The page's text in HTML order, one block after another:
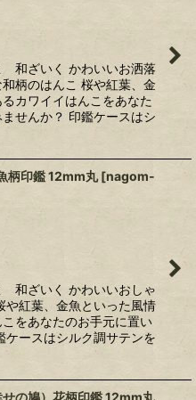
和ざいく かわいいお洒落
柄のはんこ 桜や紅葉、金
カワイイはんこをあなた
せんか？ 印鑑ケースはシ
柄印鑑 12mm丸 [nagom-
和ざいく かわいいおしゃ
や紅葉、金魚といった風情
をあなたのお手元に置い
ケースはシルク調サテンを